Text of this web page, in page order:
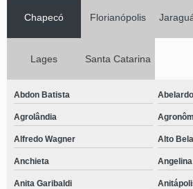
contato de centro para dependentes químicos
Seara
centro de internação para dependente químico
Lageado
centro para dependentes químicos próximo de
centro de internação para adolescentes
Sul
centro para dependentes químicos e
Açores
Chapecó Florianópolis
Lages Santa Catarina
Abdon Batista
Agrolândia
Alfredo Wagner Alto
Anchieta Angelina
Anita Garibaldi